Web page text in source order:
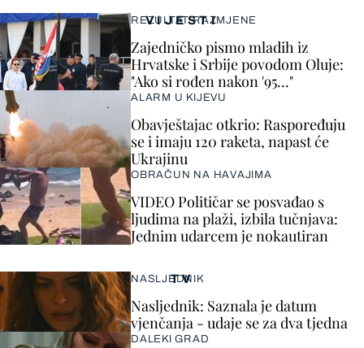
VIJESTI
REZULTAT RAZMJENE
Zajedničko pismo mladih iz
Hrvatske i Srbije povodom Oluje:
"Ako si rođen nakon '95..."
ALARM U KIJEVU
Obavještajac otkrio: Raspoređuju
se i imaju 120 raketa, napast će
Ukrajinu
OBRAČUN NA HAVAJIMA
VIDEO Političar se posvađao s
ljudima na plaži, izbila tučnjava:
Jednim udarcem je nokautiran
TV
NASLJEDNIK
Nasljednik: Saznala je datum
vjenčanja - udaje se za dva tjedna
DALEKI GRAD